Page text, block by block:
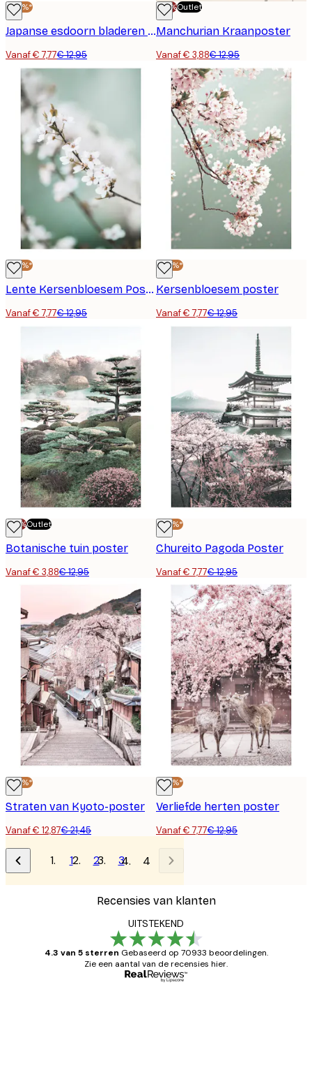
-40%*
Japanse esdoorn bladeren poster
Vanaf € 7,77€ 12,95
-70%Outlet
Manchurian Kraanposter
Vanaf € 3,88€ 12,95
-40%*
Lente Kersenbloesem Poster
Vanaf € 7,77€ 12,95
-40%*
Kersenbloesem poster
Vanaf € 7,77€ 12,95
-70%Outlet
Botanische tuin poster
Vanaf € 3,88€ 12,95
-40%*
Chureito Pagoda Poster
Vanaf € 7,77€ 12,95
-40%*
Straten van Kyoto-poster
Vanaf € 12,87€ 21,45
-40%*
Verliefde herten poster
Vanaf € 7,77€ 12,95
1 2 3 4
Recensies van klanten
UITSTEKEND
4.3 van 5 sterren Gebaseerd op 70933 beoordelingen.
Zie een aantal van de recensies hier.